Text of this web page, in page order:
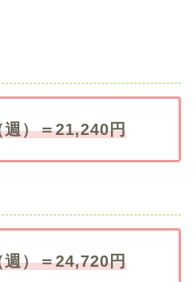
）＝21,240円
週）＝24,720円